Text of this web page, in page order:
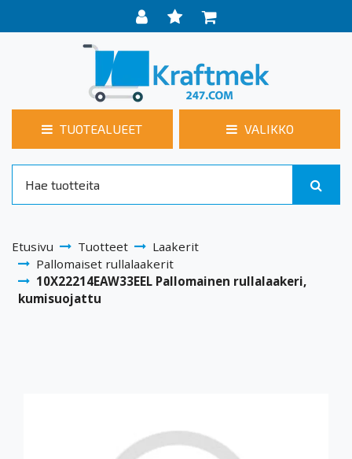
TUOTEALUEET VALIKKO
Etusivu Tuotteet
Laakerit
Pallomaiset rullalaakerit
10X22214EAW33EEL Pallomainen rullalaakeri,
kumisuojattu